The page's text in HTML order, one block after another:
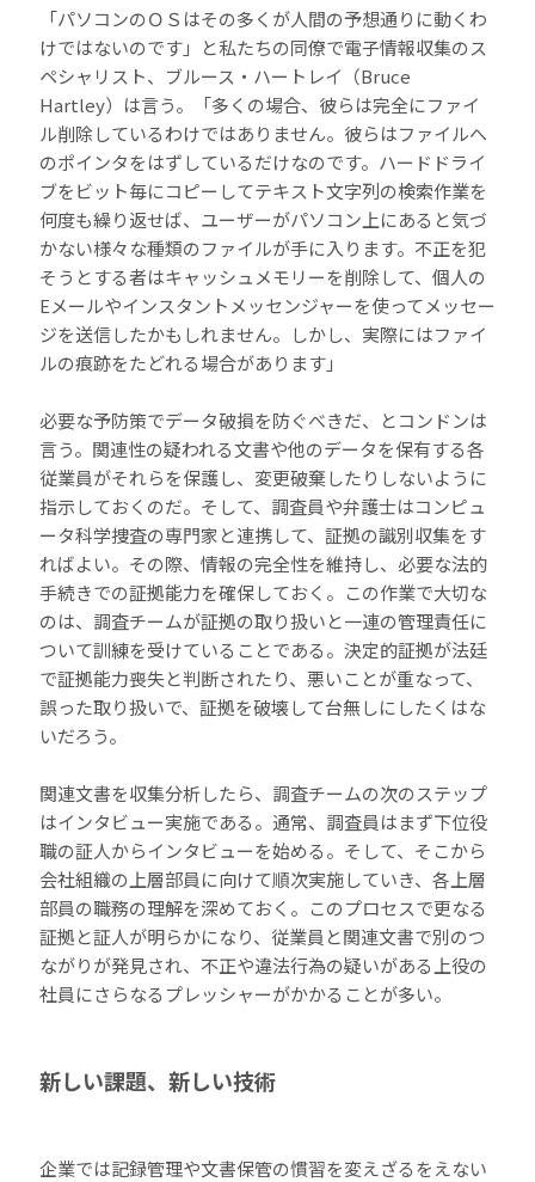
「パソコンのＯＳはその多くが人間の予想通りに動くわ
けではないのです」と私たちの同僚で電子情報収集のス
ペシャリスト、ブルース・ハートレイ（Bruce
Hartley）は言う。「多くの場合、彼らは完全にファイ
ル削除しているわけではありません。彼らはファイルへ
のポインタをはずしているだけなのです。ハードドライ
ブをビット毎にコピーしてテキスト文字列の検索作業を
何度も繰り返せば、ユーザーがパソコン上にあると気づ
かない様々な種類のファイルが手に入ります。不正を犯
そうとする者はキャッシュメモリーを削除して、個人の
Eメールやインスタントメッセンジャーを使ってメッセー
ジを送信したかもしれません。しかし、実際にはファイ
ルの痕跡をたどれる場合があります」
必要な予防策でデータ破損を防ぐべきだ、とコンドンは
言う。関連性の疑われる文書や他のデータを保有する各
従業員がそれらを保護し、変更破棄したりしないように
指示しておくのだ。そして、調査員や弁護士はコンピュ
ータ科学捜査の専門家と連携して、証拠の識別収集をす
ればよい。その際、情報の完全性を維持し、必要な法的
手続きでの証拠能力を確保しておく。この作業で大切な
のは、調査チームが証拠の取り扱いと一連の管理責任に
ついて訓練を受けていることである。決定的証拠が法廷
で証拠能力喪失と判断されたり、悪いことが重なって、
誤った取り扱いで、証拠を破壊して台無しにしたくはな
いだろう。
関連文書を収集分析したら、調査チームの次のステップ
はインタビュー実施である。通常、調査員はまず下位役
職の証人からインタビューを始める。そして、そこから
会社組織の上層部員に向けて順次実施していき、各上層
部員の職務の理解を深めておく。このプロセスで更なる
証拠と証人が明らかになり、従業員と関連文書で別のつ
ながりが発見され、不正や違法行為の疑いがある上役の
社員にさらなるプレッシャーがかかることが多い。
新しい課題、新しい技術
企業では記録管理や文書保管の慣習を変えざるをえない